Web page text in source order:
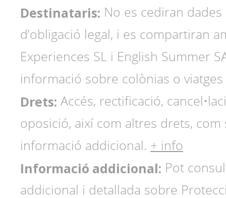
Destinataris: No es cediran
d’obligació legal, i es compartiran
Experiences SL i English Summer
informació sobre colònias o
Drets: Accés, rectificació,
oposició, així com altres drets, com
informació addicional. + info
Informació addicional: Pot
addicional i detallada sobre